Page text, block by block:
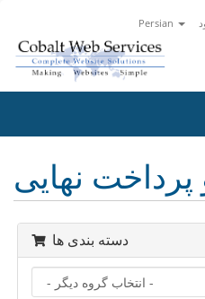
Persian
پرداخت نهایی
دسته بندی ها